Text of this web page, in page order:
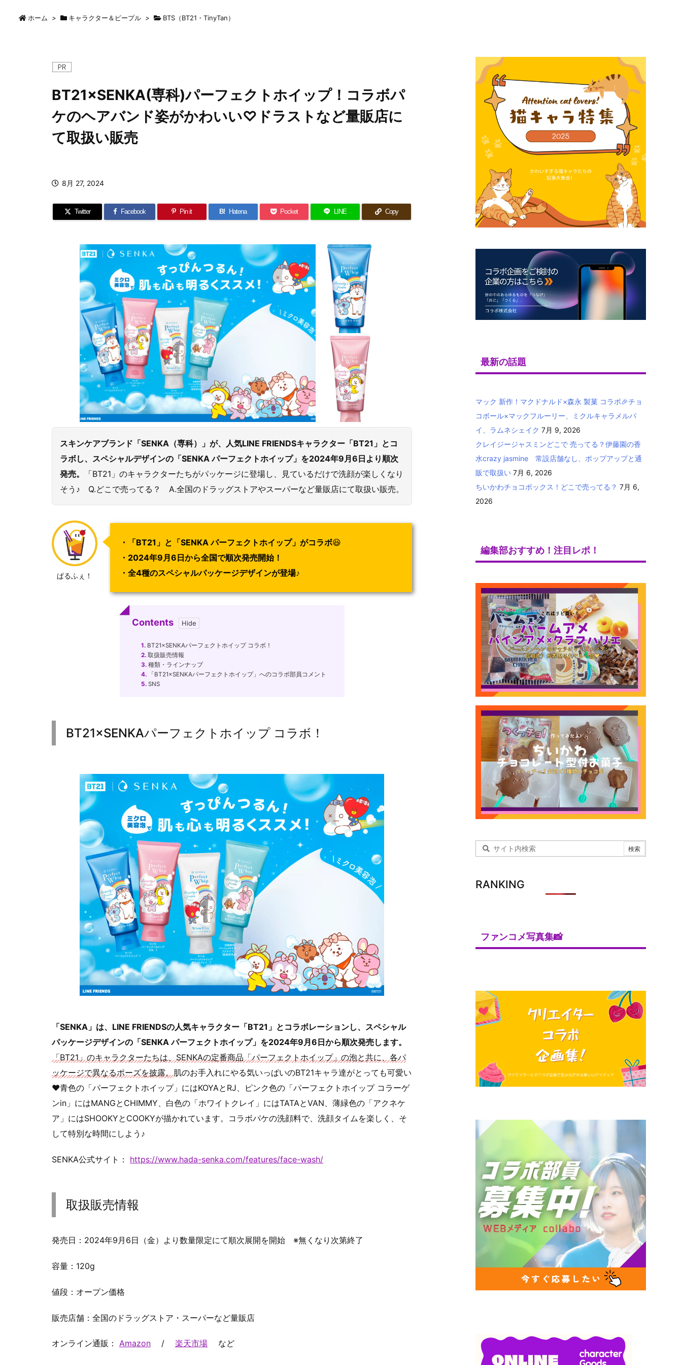
ホーム > キャラクター＆ピープル > BTS（BT21・TinyTan）
BT21×SENKA(専科)パーフェクトホイップ！コラボパ
ケのヘアバンド姿がかわいい♡ドラストなど量販店に
て取扱い販売
8月 27, 2024
Twitter Facebook Pin it B! Hatena Pocket LINE Copy
スキンケアブランド「SENKA（専科）」が、人気LINE FRIENDSキャラクター「BT21」とコ
ラボし、スペシャルデザインの「SENKA パーフェクトホイップ」を2024年9月6日より順次
発売。
「BT21」のキャラクターたちがパッケージに登場し、見ているだけで洗顔が楽しくなり
そう♪ Q.どこで売ってる？ A.全国のドラッグストアやスーパーなど量販店にて取扱い販売。
ぱるふぇ！
・「BT21」と「SENKA パーフェクトホイップ」がコラボ😆
・2024年9月6日から全国で順次発売開始！
・全4種のスペシャルパッケージデザインが登場♪
Contents
1.BT21×SENKAパーフェクトホイップ コラボ！
2.取扱販売情報
3.種類・ラインナップ
4.「BT21×SENKAパーフェクトホイップ」へのコラボ部員コメント
5.SNS
BT21×SENKAパーフェクトホイップ コラボ！
「SENKA」は、LINE FRIENDSの人気キャラクター「BT21」とコラボレーションし、スペシャル
パッケージデザインの「SENKA パーフェクトホイップ」を2024年9月6日から順次発売します。
「BT21」のキャラクターたちは、SENKAの定番商品「パーフェクトホイップ」の泡と共に、各パ
ッケージで異なるポーズを披露。肌のお手入れにやる気いっぱいのBT21キャラ達がとっても可愛い
♥青色の「パーフェクトホイップ」にはKOYAとRJ、ピンク色の「パーフェクトホイップ コラーゲ
ンin」にはMANGとCHIMMY、白色の「ホワイトクレイ」にはTATAとVAN、薄緑色の「アクネケ
ア」にはSHOOKYとCOOKYが描かれています。コラボパケの洗顔料で、洗顔タイムを楽しく、そ
して特別な時間にしよう♪
SENKA公式サイト： https://www.hada-senka.com/features/face-wash/
取扱販売情報
発売日：2024年9月6日（金）より数量限定にて順次展開を開始 ※無くなり次第終了
容量：120g
値段：オープン価格
販売店舗：全国のドラッグストア・スーパーなど量販店
オンライン通販： Amazon / 楽天市場 など
最新の話題
マック 新作！マクドナルド×森永 製菓 コラボ🎉チョ
コボール×マックフルーリー、ミクルキャラメルパ
イ、ラムネシェイク 7月 9, 2026
クレイジージャスミンどこで 売ってる？伊藤園の香
水crazy jasmine 常設店舗なし、ポップアップと通
販で取扱い 7月 6, 2026
ちいかわチョコボックス！どこで売ってる？ 7月 6,
2026
編集部おすすめ！注目レポ！
RANKING
ファンコメ写真集📸